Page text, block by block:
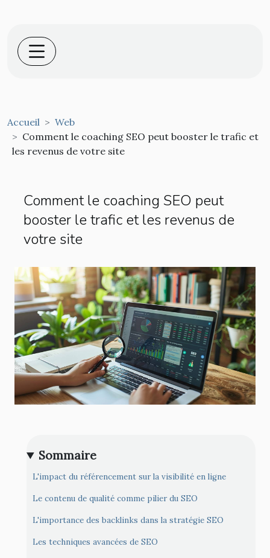
Accueil
Web
Comment le coaching SEO peut booster le trafic et
les revenus de votre site
Comment le coaching SEO peut
booster le trafic et les revenus de
votre site
Sommaire
L'impact du référencement sur la visibilité en ligne
Le contenu de qualité comme pilier du SEO
L'importance des backlinks dans la stratégie SEO
Les techniques avancées de SEO